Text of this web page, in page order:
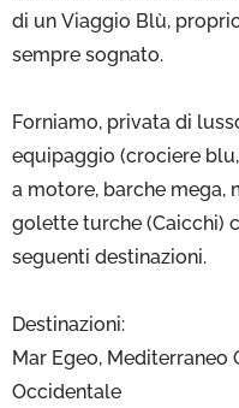
di un Viaggio Blù,
sempre sognato.
Forniamo, privata di
equipaggio (crociere
a motore, barche mega,
golette turche (Caicchi)
seguenti destinazioni.
Destinazioni:
Mar Egeo, Mediterraneo
Occidentale